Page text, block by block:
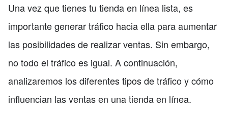
Una vez que tienes tu tienda en línea lista, es
importante generar tráfico hacia ella para aumentar
las posibilidades de realizar ventas. Sin embargo,
no todo el tráfico es igual. A continuación,
analizaremos los diferentes tipos de tráfico y cómo
influencian las ventas en una tienda en línea.